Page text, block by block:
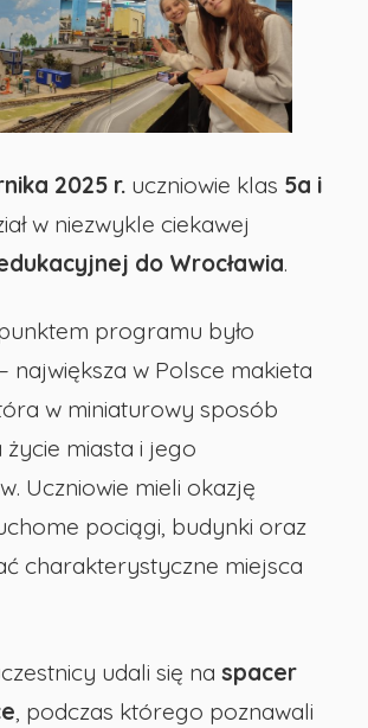
2025 r. uczniowie klas 5a i
w niezwykle ciekawej
do Wrocławia.
programu było
– największa w Polsce makieta
w miniaturowy sposób
życie miasta i jego
Uczniowie mieli okazję
pociągi, budynki oraz
charakterystyczne miejsca
udali się naspacer
, podczas którego poznawali